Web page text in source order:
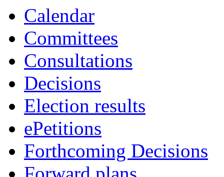
Calendar
Committees
Consultations
Decisions
Election results
ePetitions
Forthcoming Decisions